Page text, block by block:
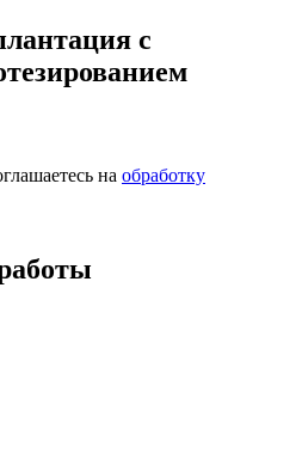
с
на обработку